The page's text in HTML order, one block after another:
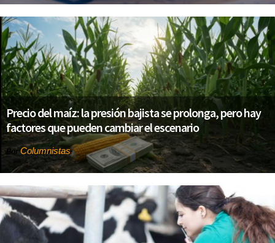
Precio del maíz: la presión bajista se prolonga, pero hay
factores que pueden cambiar el escenario
Por Columnistas